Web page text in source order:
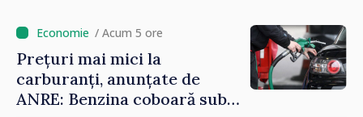
/ Acum 5 ore
Prețuri mai mici la
carburanți, anunțate de
ANRE: Benzina coboară sub